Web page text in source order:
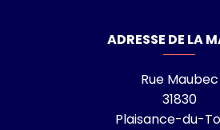
ADRESSE DE LA
Rue Maubec
31830
Plaisance-du-